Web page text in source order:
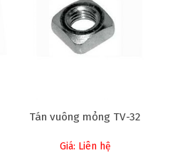
Tán vuông mỏng TV-32
Giá: Liên hệ